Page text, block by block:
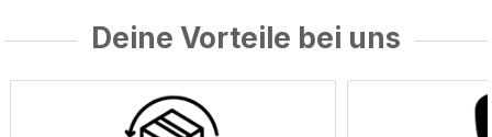
Deine Vorteile bei uns